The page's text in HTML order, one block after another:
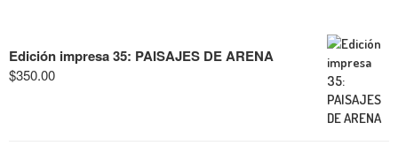
Edición impresa 35: PAISAJES DE ARENA
$350.00